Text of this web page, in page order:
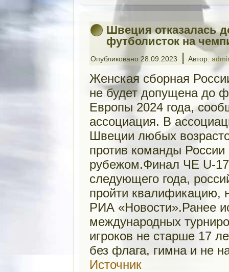
Швеция отказалась
футболисток на
Опубликовано 28.09.2023 | Автор:
Женская сборная
не будет допущена до
Европы 2024 года,
ассоциация. В
Швеции любых
против команды
рубежом.Финал ЧЕ U-
следующего года,
пройти квалификацию,
РИА «Новости».Ранее
международных
игроков не старше 17
без флага, гимна и не
Источник